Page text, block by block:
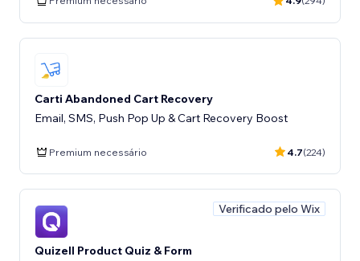
Carti Abandoned Cart Recovery
Email, SMS, Push Pop Up & Cart Recovery Boost
Premium necessário 4.7(224)
Verificado pelo Wix
Quizell Product Quiz & Form